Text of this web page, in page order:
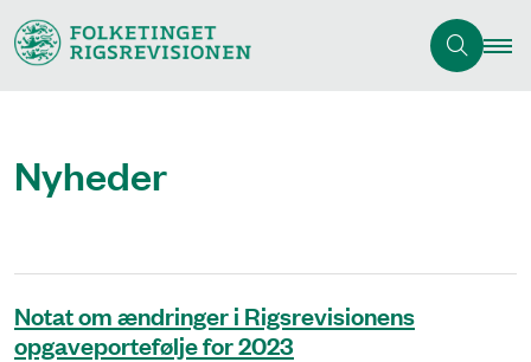
Nyheder
Notat om ændringer i Rigsrevisionens
opgaveportefølje for 2023